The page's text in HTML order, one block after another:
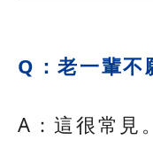
Q：老一輩不
A：這很常見